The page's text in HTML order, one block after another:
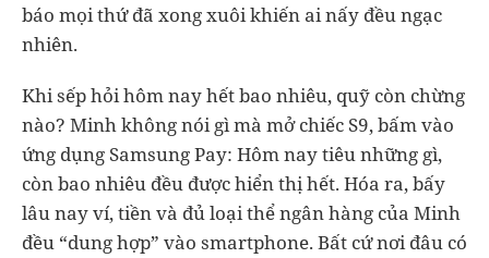
báo mọi thứ đã xong xuôi khiến ai nấy đều ngạc
nhiên.
Khi sếp hỏi hôm nay hết bao nhiêu, quỹ còn chừng
nào? Minh không nói gì mà mở chiếc S9, bấm vào
ứng dụng Samsung Pay: Hôm nay tiêu những gì,
còn bao nhiêu đều được hiển thị hết. Hóa ra, bấy
lâu nay ví, tiền và đủ loại thể ngân hàng của Minh
đều “dung hợp” vào smartphone. Bất cứ nơi đâu có